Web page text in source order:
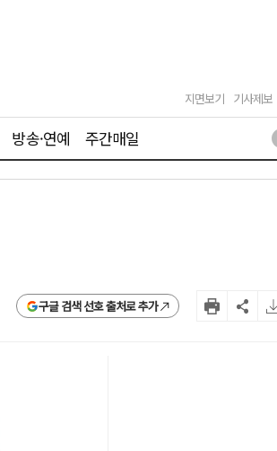
지면보기 기사제보
방송·연예 주간매일
구글 검색 선호 출처로 추가